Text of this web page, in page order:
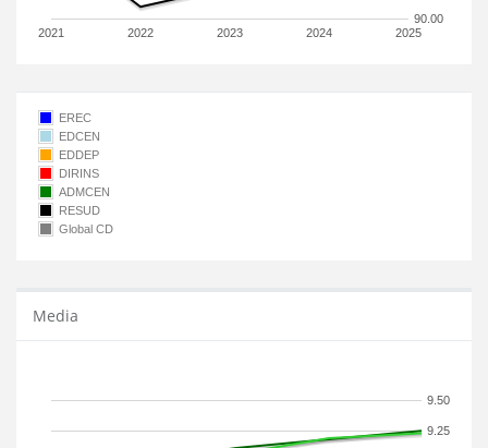
2021 2022 2023 2024 2025
90.00
EREC
EDCEN
EDDEP
DIRINS
ADMCEN
RESUD
Global CD
Media
9.25
9.50